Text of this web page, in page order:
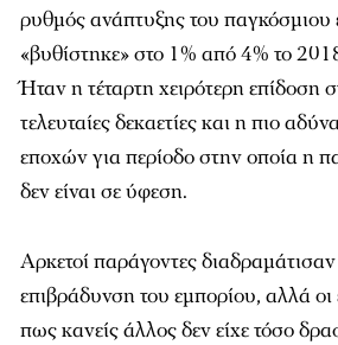
ρυθμός ανάπτυξης του παγκόσμιου
«βυθίστηκε» στο 1% από 4% το
Ήταν η τέταρτη χειρότερη επίδοση
τελευταίες δεκαετίες και η πιο
εποχών για περίοδο στην οποία η
δεν είναι σε ύφεση.
Αρκετοί παράγοντες
επιβράδυνση του εμπορίου, αλλά
πως κανείς άλλος δεν είχε τόσο